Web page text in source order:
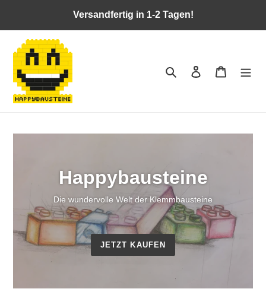
Inhalt
Versandfertig in 1-2 Tagen!
Suchen Einloggen
Happybausteine
Die wundervolle Welt der Klemmbausteine
JETZT KAUFEN